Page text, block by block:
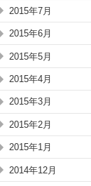
2015年7月
2015年6月
2015年5月
2015年4月
2015年3月
2015年2月
2015年1月
2014年12月